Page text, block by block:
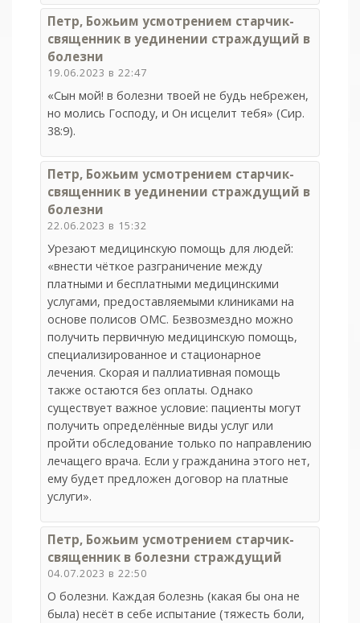
Петр, Божьим усмотрением старчик-
священник в уединении страждущий в
болезни
19.06.2023 в 22:47
«Сын мой! в болезни твоей не будь небрежен,
но молись Господу, и Он исцелит тебя» (Сир.
38:9).
Петр, Божьим усмотрением старчик-
священник в уединении страждущий в
болезни
22.06.2023 в 15:32
Урезают медицинскую помощь для людей:
«внести чёткое разграничение между
платными и бесплатными медицинскими
услугами, предоставляемыми клиниками на
основе полисов ОМС. Безвозмездно можно
получить первичную медицинскую помощь,
специализированное и стационарное
лечения. Скорая и паллиативная помощь
также остаются без оплаты. Однако
существует важное условие: пациенты могут
получить определённые виды услуг или
пройти обследование только по направлению
лечащего врача. Если у гражданина этого нет,
ему будет предложен договор на платные
услуги».
Петр, Божьим усмотрением старчик-
священник в болезни страждущий
04.07.2023 в 22:50
О болезни. Каждая болезнь (какая бы она не
была) несёт в себе испытание (тяжесть боли,